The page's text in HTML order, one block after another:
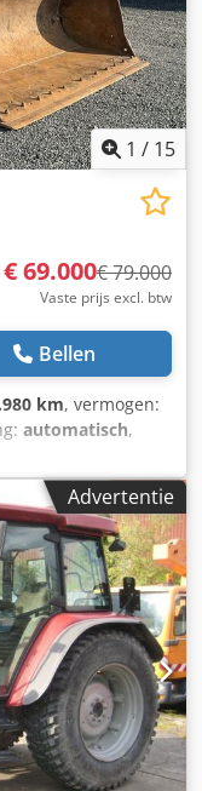
1 / 15
€ 69.000€ 79.000
Vaste prijs excl. btw
Bellen
km, vermogen:
automatisch,
, =
- Radio -
=
+++Banden
vooras+++
- Algemeen: -
aantal
-
-
-
elektronica: -
Afmetingen
Advertentie